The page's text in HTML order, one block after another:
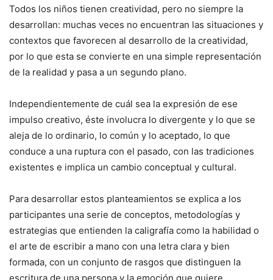
Todos los niños tienen creatividad, pero no siempre la
desarrollan: muchas veces no encuentran las situaciones y
contextos que favorecen al desarrollo de la creatividad,
por lo que esta se convierte en una simple representación
de la realidad y pasa a un segundo plano.
Independientemente de cuál sea la expresión de ese
impulso creativo, éste involucra lo divergente y lo que se
aleja de lo ordinario, lo común y lo aceptado, lo que
conduce a una ruptura con el pasado, con las tradiciones
existentes e implica un cambio conceptual y cultural.
Para desarrollar estos planteamientos se explica a los
participantes una serie de conceptos, metodologías y
estrategias que entienden la caligrafía como la habilidad o
el arte de escribir a mano con una letra clara y bien
formada, con un conjunto de rasgos que distinguen la